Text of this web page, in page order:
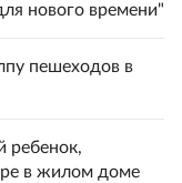
нового времени"
пешеходов в
ребенок,
в жилом доме